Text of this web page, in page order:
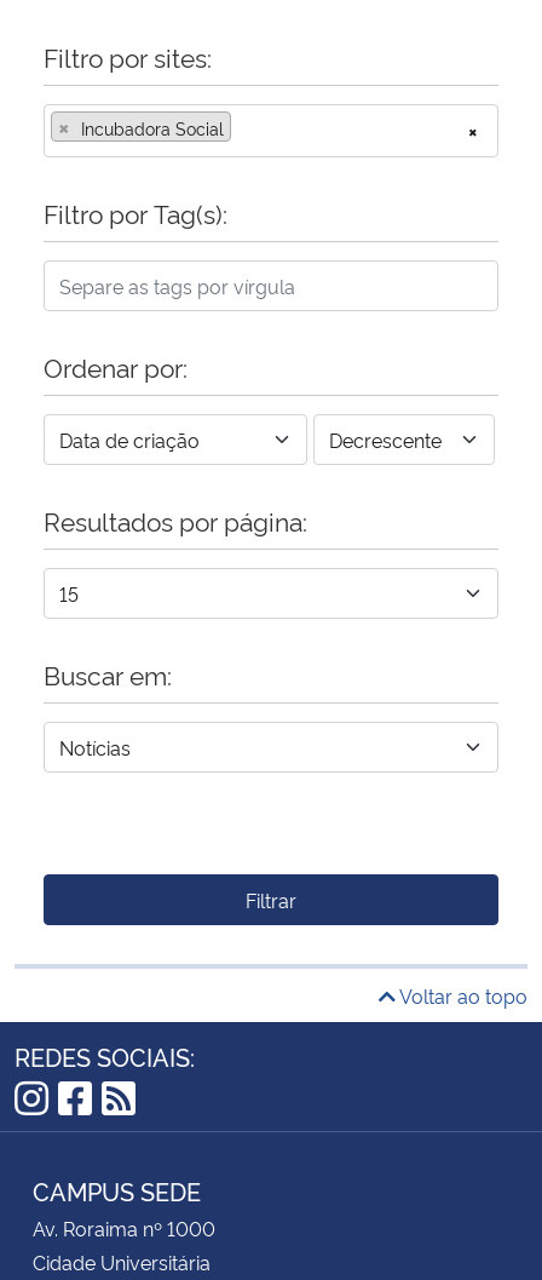
Filtro por sites:
×
× Incubadora Social
Filtro por Tag(s):
Ordenar por:
Resultados por página:
Buscar em:
Filtrar
Voltar ao topo
REDES SOCIAIS:
Instagram
Facebook
RSS
CAMPUS SEDE
Av. Roraima nº 1000
Cidade Universitária